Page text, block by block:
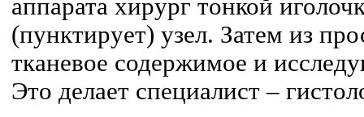
аппарата хирург тонкой
(пунктирует) узел. Затем из
тканевое содержимое и
Это делает специалист –